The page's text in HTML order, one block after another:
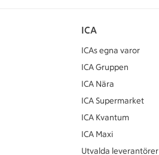
ICA
ICAs egna varor
ICA Gruppen
ICA Nära
ICA Supermarket
ICA Kvantum
ICA Maxi
Utvalda leverantörer